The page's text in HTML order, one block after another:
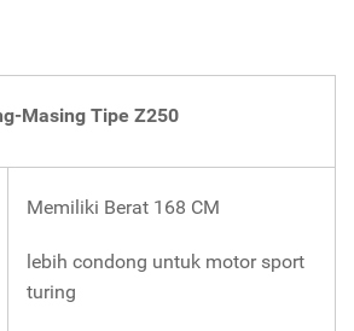
Masing Tipe Z250
Memiliki Berat 168 CM
lebih condong untuk motor sport
turing